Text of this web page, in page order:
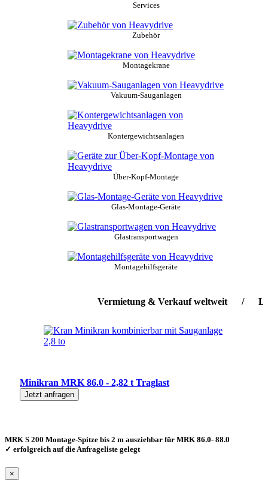
Services
Zubehör
Montagekrane
Vakuum-Sauganlagen
Kontergewichtsanlagen
Über-Kopf-Montage
Glas-Montage-Geräte
Glastransportwagen
Montagehilfsgeräte
Vermietung & Verkauf weltweit /
Minikran MRK 86.0 - 2,82 t Traglast
Jetzt anfragen
MRK S 200 Montage-Spitze bis 2 m ausziehbar für MRK 86.0- 88.0
✓ erfolgreich auf die Anfrageliste gelegt
×